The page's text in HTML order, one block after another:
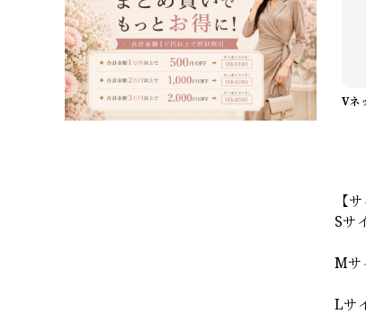
【
Sサ
M
Lサ